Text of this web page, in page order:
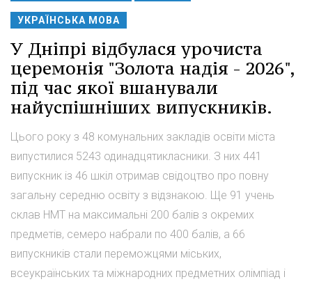
УКРАЇНСЬКА МОВА
У Дніпрі відбулася урочиста
церемонія "Золота надія - 2026",
під час якої вшанували
найуспішніших випускників.
Цього року з 48 комунальних закладів освіти міста
випустилися 5243 одинадцятикласники. З них 441
випускник із 46 шкіл отримав свідоцтво про повну
загальну середню освіту з відзнакою. Ще 91 учень
склав НМТ на максимальні 200 балів з окремих
предметів, семеро набрали по 400 балів, а 66
випускників стали переможцями міських,
всеукраїнських та міжнародних предметних олімпіад і